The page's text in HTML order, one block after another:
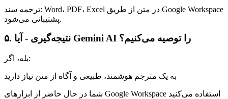
ترجمه سند: Word، PDF، Excel در متن از طریق Google Workspace
پشتیبانی می‌شود.
۵. نتیجه‌گیری - آیا Gemini AI را توصیه می‌کنیم؟
بله، اگر:
به یک مترجم هوشمند، طبیعی و آگاه از متن نیاز دارید
شما در حال حاضر از ابزارهای Google Workspace استفاده می‌کنید